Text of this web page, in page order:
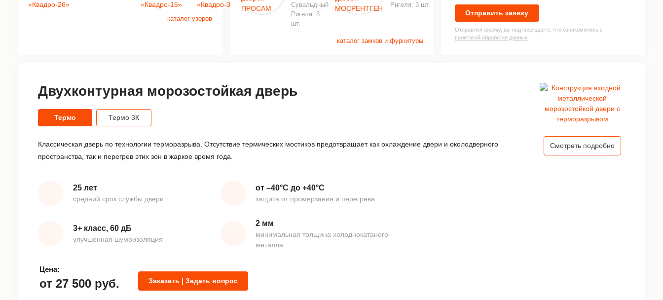
каталог узоров
Сувальдный
Ригеля: 3
шт.
Ригеля: 3 шт.
каталог замков и фурнитуры
Отправить заявку
Отправляя форму, вы подтверждаете, что ознакомились с
политикой обработки данных
Двухконтурная морозостойкая дверь
Термо Термо 3К
Классическая дверь по технологии терморазрыва. Отсутствие термических мостиков предотвращает как охлаждение двери и околодверного
пространства, так и перегрев этих зон в жаркое время года.
25 лет
средний срок службы двери
от –40°С до +40°С
защита от промерзания и перегрева
3+ класс, 60 дБ
улучшенная шумоизоляция
2 мм
минимальная толщина холоднокатаного
металла
Цена:
от 27 500 руб. Заказать | Задать вопрос
Смотреть подробно